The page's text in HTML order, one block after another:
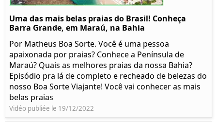
Uma das mais belas praias do Brasil! Conheça
Barra Grande, em Maraú, na Bahia
Por Matheus Boa Sorte. Você é uma pessoa
apaixonada por praias? Conhece a Península de
Maraú? Quais as melhores praias da nossa Bahia?
Episódio pra lá de completo e recheado de belezas do
nosso Boa Sorte Viajante! Você vai conhecer as mais
belas praias
Vidéo publiée le 19/12/2022